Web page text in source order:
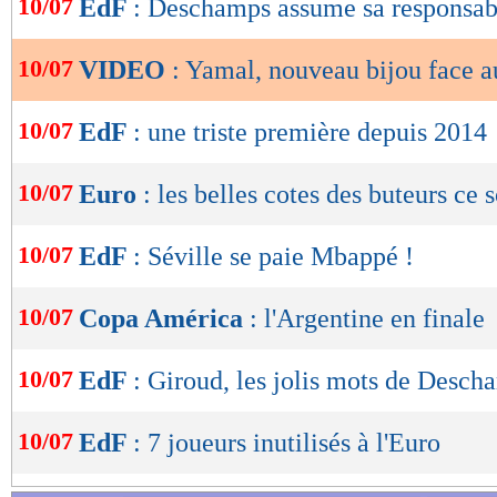
de
OK
10/07 EdF : Deschamps assume sa
10/07 VIDEO : Yamal, nouveau bijou face
10/07 EdF : une triste première depuis 2014
10/07 Euro : les belles cotes des buteurs ce
10/07 EdF : Séville se paie Mbappé !
10/07 Copa América : l'Argentine en finale
10/07 EdF : Giroud, les jolis mots de
10/07 EdF : 7 joueurs inutilisés à l'Euro